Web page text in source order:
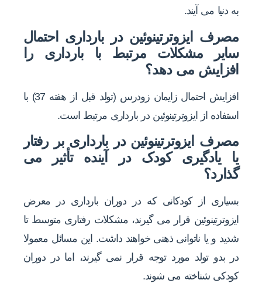
به دنیا می آیند.
مصرف ایزوترتینوئین در بارداری احتمال
سایر مشکلات مرتبط با بارداری را
افزایش می دهد؟
افزایش احتمال زایمان زودرس (تولد قبل از هفته 37) با
استفاده از ایزوترتینوئین در بارداری مرتبط است.
مصرف ایزوترتینوئین در بارداری بر رفتار
یا یادگیری کودک در آینده تأثیر می
گذارد؟
بسیاری از کودکانی که در دوران بارداری در معرض
ایزوترتینوئین قرار می گیرند، مشکلات رفتاری متوسط تا
شدید و یا ناتوانی ذهنی خواهند داشت. این مسائل معمولا
در بدو تولد مورد توجه قرار نمی گیرند، اما در دوران
کودکی شناخته می شوند.